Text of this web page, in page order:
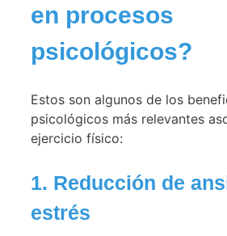
en procesos
psicológicos?
Estos son algunos de los
psicológicos más relevantes
ejercicio físico:
1. Reducción de
estrés